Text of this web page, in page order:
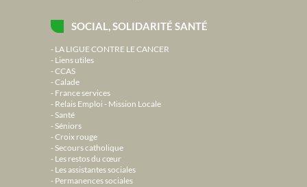
SOCIAL, SOLIDARITÉ SANTÉ
LA LIGUE CONTRE LE CANCER
Liens utiles
CCAS
Calade
France services
Relais Emploi - Mission Locale
Santé
Séniors
Croix rouge
Secours catholique
Les restos du cœur
Les assistantes sociales
Permanences sociales